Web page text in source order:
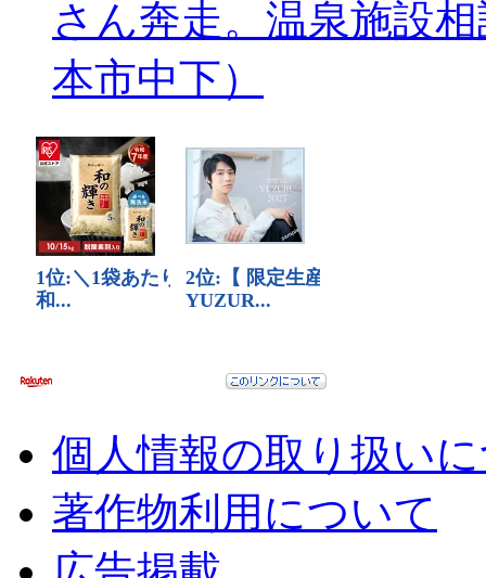
さん奔走。温泉施設
本市中下）
個人情報の取り扱い
著作物利用について